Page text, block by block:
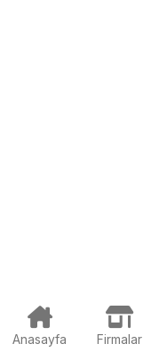
Anasayfa Firmalar